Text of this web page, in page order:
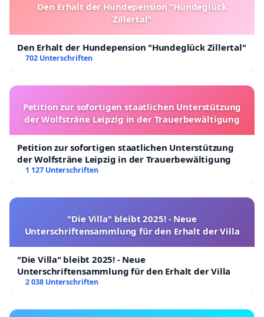
Den Erhalt der Hundepension "Hundeglück
Zillertal"
Den Erhalt der Hundepension "Hundeglück Zillertal"
702 Unterschriften
Petition zur sofortigen staatlichen Unterstützung
der Wolfsträne Leipzig in der Trauerbewältigung
Petition zur sofortigen staatlichen Unterstützung
der Wolfsträne Leipzig in der Trauerbewältigung
1 127 Unterschriften
"Die Villa" bleibt 2025! - Neue
Unterschriftensammlung für den Erhalt der Villa
"Die Villa" bleibt 2025! - Neue
Unterschriftensammlung für den Erhalt der Villa
2 038 Unterschriften